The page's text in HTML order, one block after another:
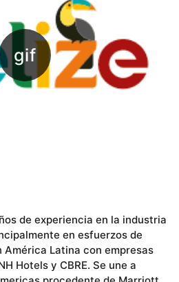
de experiencia en la industria
en esfuerzos de
América Latina con empresas
Hotels y CBRE. Se une a